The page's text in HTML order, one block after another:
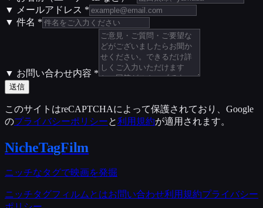
▼ メールアドレス *
▼ 件名 *
▼ お問い合わせ内容 *
送信
このサイトはreCAPTCHAによって保護されており、Google
のプライバシーポリシーと利用規約が適用されます。
NicheTagFilm
ニッチなタグで映画を発掘
ニッチタグフィルムとはお問い合わせ利用規約プライバシー